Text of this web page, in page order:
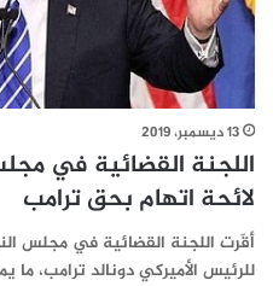
13 ديسمبر، 2019
اللجنة القضائية في
لائحة اتهام بحق ترامب
أقّرت اللجنة القضائية في مجلس
للرئيس الأميركي دونالد ترامب،